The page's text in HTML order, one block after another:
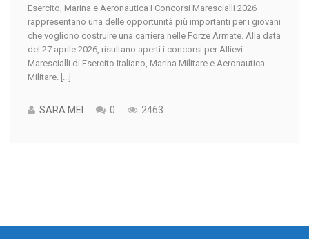
Esercito, Marina e Aeronautica I Concorsi Marescialli 2026
rappresentano una delle opportunità più importanti per i giovani
che vogliono costruire una carriera nelle Forze Armate. Alla data
del 27 aprile 2026, risultano aperti i concorsi per Allievi
Marescialli di Esercito Italiano, Marina Militare e Aeronautica
Militare. [...]
SARA MEI 0 2463